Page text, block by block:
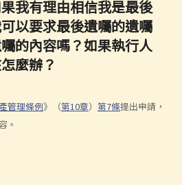
我有理由相信我是最後
以要求最後遺囑的遺囑
的內容嗎？如果執行人
麼辦？
管理條例》（第10章） 第7條提出申請，
。
答覆（被告人）